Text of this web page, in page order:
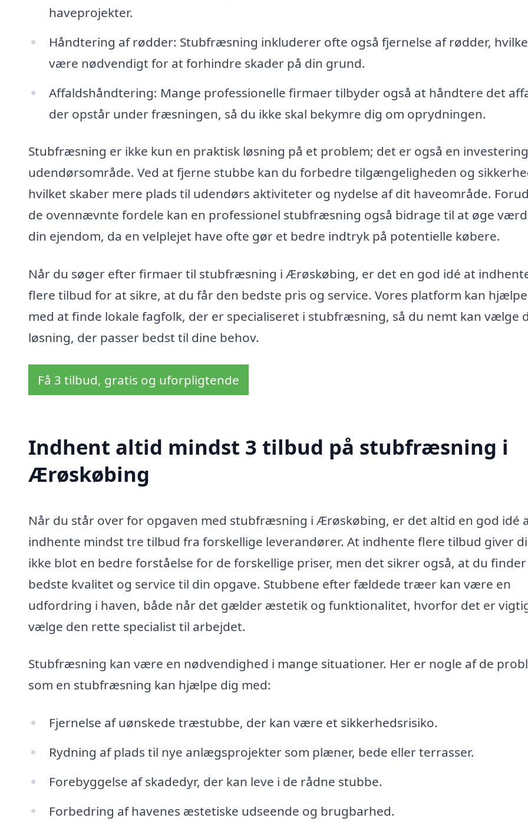
haveprojekter.
Håndtering af rødder: Stubfræsning inkluderer ofte også fjernelse af rødder,
være nødvendigt for at forhindre skader på din grund.
Affaldshåndtering: Mange professionelle firmaer tilbyder også at håndtere det
der opstår under fræsningen, så du ikke skal bekymre dig om oprydningen.
Stubfræsning er ikke kun en praktisk løsning på et problem; det er også en
udendørsområde. Ved at fjerne stubbe kan du forbedre tilgængeligheden og
hvilket skaber mere plads til udendørs aktiviteter og nydelse af dit haveområde.
de ovennævnte fordele kan en professionel stubfræsning også bidrage til at øge
din ejendom, da en velplejet have ofte gør et bedre indtryk på potentielle købere.
Når du søger efter firmaer til stubfræsning i Ærøskøbing, er det en god idé at
flere tilbud for at sikre, at du får den bedste pris og service. Vores platform kan
med at finde lokale fagfolk, der er specialiseret i stubfræsning, så du nemt kan vælge
løsning, der passer bedst til dine behov.
Få 3 tilbud, gratis og uforpligtende
Indhent altid mindst 3 tilbud på stubfræsning i
Ærøskøbing
Når du står over for opgaven med stubfræsning i Ærøskøbing, er det altid en god idé
indhente mindst tre tilbud fra forskellige leverandører. At indhente flere tilbud giver
ikke blot en bedre forståelse for de forskellige priser, men det sikrer også, at du
bedste kvalitet og service til din opgave. Stubbene efter fældede træer kan være en
udfordring i haven, både når det gælder æstetik og funktionalitet, hvorfor det er
vælge den rette specialist til arbejdet.
Stubfræsning kan være en nødvendighed i mange situationer. Her er nogle af de
som en stubfræsning kan hjælpe dig med:
Fjernelse af uønskede træstubbe, der kan være et sikkerhedsrisiko.
Rydning af plads til nye anlægsprojekter som plæner, bede eller terrasser.
Forebyggelse af skadedyr, der kan leve i de rådne stubbe.
Forbedring af havenes æstetiske udseende og brugbarhed.